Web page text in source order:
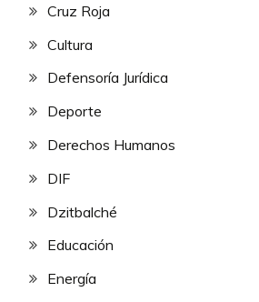
Cruz Roja
Cultura
Defensoría Jurídica
Deporte
Derechos Humanos
DIF
Dzitbalché
Educación
Energía